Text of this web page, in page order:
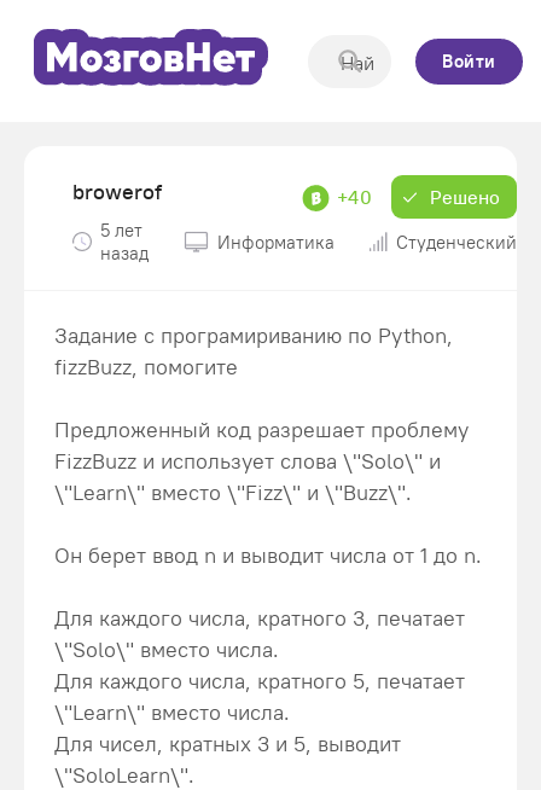
Войти
browerof +40 Решено
5 лет
назад
Информатика Студенческий
Задание с програмириванию по Python,
fizzBuzz, помогите
Предложенный код разрешает проблему
FizzBuzz и использует слова \"Solo\" и
\"Learn\" вместо \"Fizz\" и \"Buzz\".
Он берет ввод n и выводит числа от 1 до n.
Для каждого числа, кратного 3, печатает
\"Solo\" вместо числа.
Для каждого числа, кратного 5, печатает
\"Learn\" вместо числа.
Для чисел, кратных 3 и 5, выводит
\"SoloLearn\".